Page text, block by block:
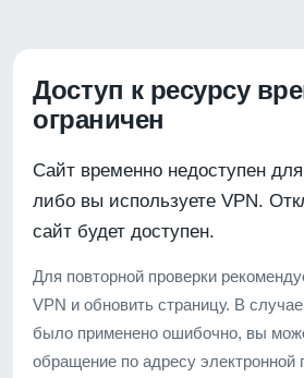
Доступ к ресурсу
ограничен
Сайт временно недоступен
либо вы используете VPN.
сайт будет доступен.
Для повторной проверки
VPN и обновить страницу. В
было применено ошибочно, вы
обращение по адресу электронной